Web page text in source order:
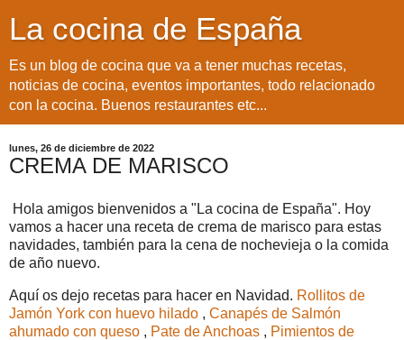
La cocina de España
Es un blog de cocina que va a tener muchas recetas,
noticias de cocina, eventos importantes, todo relacionado
con la cocina. Buenos restaurantes etc...
lunes, 26 de diciembre de 2022
CREMA DE MARISCO
Hola amigos bienvenidos a "La cocina de España". Hoy
vamos a hacer una receta de crema de marisco para estas
navidades, también para la cena de nochevieja o la comida
de año nuevo.
Aquí os dejo recetas para hacer en Navidad. Rollitos de
Jamón York con huevo hilado , Canapés de Salmón
ahumado con queso , Pate de Anchoas , Pimientos de